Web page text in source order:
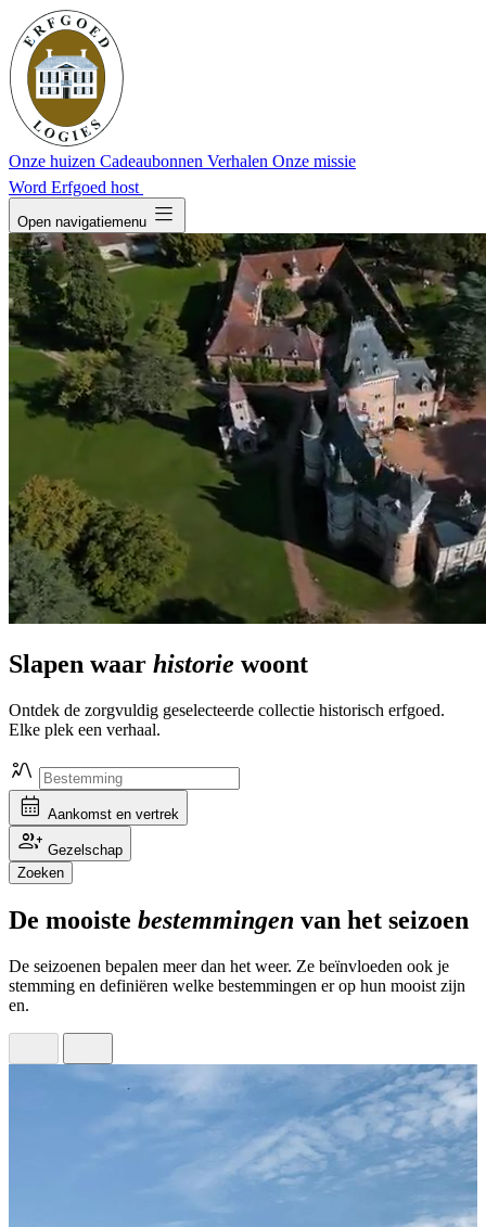
Onze huizen Cadeaubonnen Verhalen Onze missie
Word Erfgoed host
Open navigatiemenu dehaze
Slapen waar historie woont
Ontdek de zorgvuldig geselecteerde collectie historisch erfgoed.
Elke plek een verhaal.
landscape_2
calendar_month Aankomst en vertrek
group_add Gezelschap
Zoeken
De mooiste bestemmingen van het seizoen
De seizoenen bepalen meer dan het weer. Ze beïnvloeden ook je
stemming en definiëren welke bestemmingen er op hun mooist zijn
en.